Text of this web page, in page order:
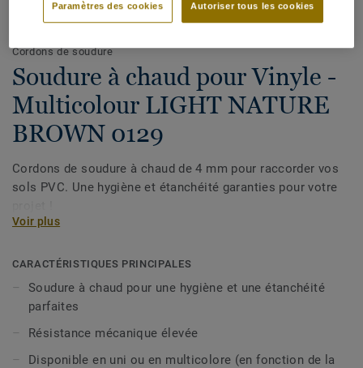
Voir tous les décors (1146)
Cordons de soudure
Soudure à chaud pour Vinyle -
Multicolour LIGHT NATURE
BROWN 0129
Cordons de soudure à chaud de 4 mm pour raccorder vos
sols PVC. Une hygiène et étanchéité garanties pour votre
Voir plus
CARACTÉRISTIQUES PRINCIPALES
Soudure à chaud pour une hygiène et une étanchéité
parfaites
Résistance mécanique élevée
Disponible en uni ou en multicolore (en fonction de la
Autoriser tous les cookies
Paramètres des cookies